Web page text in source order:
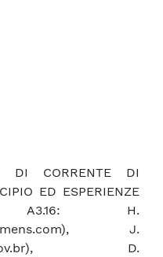
DI CORRENTE DI
ED ESPERIENZE
A3.16: H.
J.
D.